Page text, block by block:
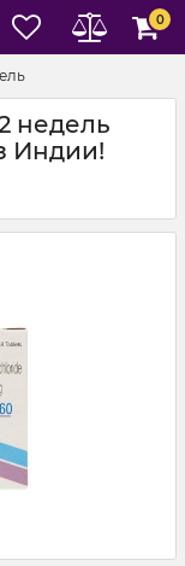
0
недель
Индии!